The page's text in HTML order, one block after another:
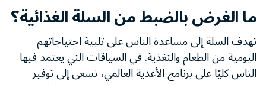
ما الغرض بالضبط من السلة الغذائية؟
تهدف السلة إلى مساعدة الناس على تلبية احتياجاتهم
اليومية من الطعام والتغذية. في السياقات التي يعتمد فيها
الناس كليًا على برنامج الأغذية العالمي، نسعى إلى توفير